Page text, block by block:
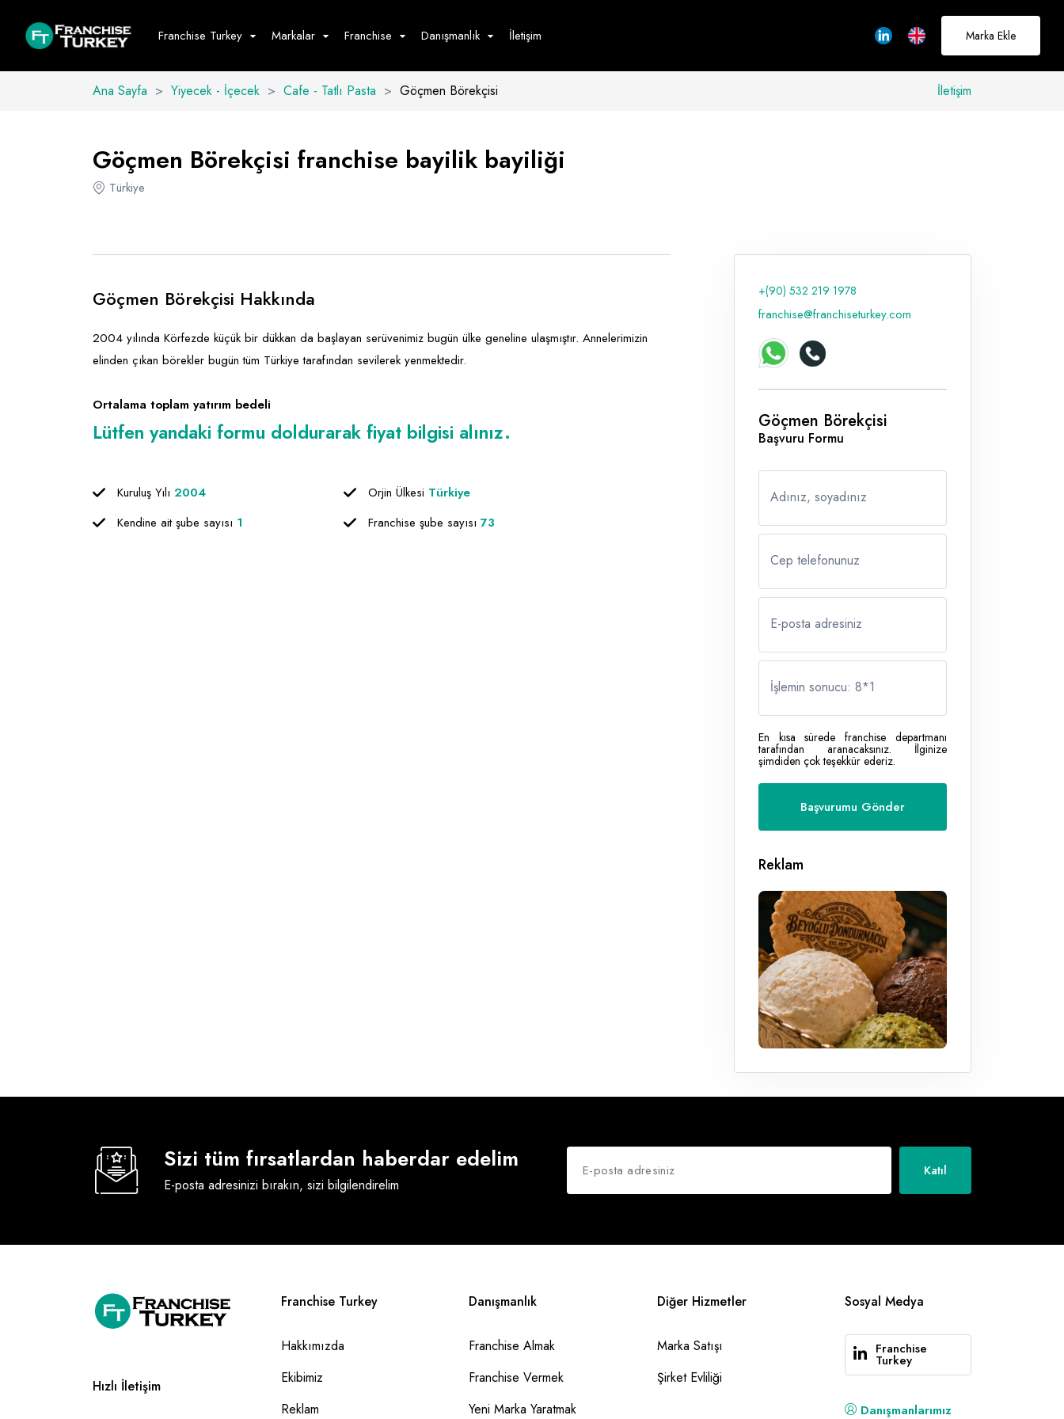
Franchise Turkey Markalar
Hizmet Ürün
Hepsini Göster
buradayız
Hakkımızda
Franchise Danışmanlık İletişim Marka Ekle
Ana Sayfa > Yiyecek - İçecek > Cafe - Tatlı Pasta > Göçmen Börekçisi İletişim
Göçmen Börekçisi franchise bayilik bayiliği
Türkiye
Göçmen Börekçisi Hakkında
2004 yılında Körfezde küçük bir dükkan da başlayan serüvenimiz bugün ülke geneline ulaşmıştır. Annelerimizin
elinden çıkan börekler bugün tüm Türkiye tarafından sevilerek yenmektedir.
Ortalama toplam yatırım bedeli
Lütfen yandaki formu doldurarak fiyat bilgisi alınız.
Kuruluş Yılı 2004 Orjin Ülkesi Türkiye
Kendine ait şube sayısı 1 Franchise şube sayısı 73
+(90) 532 219 1978
franchise@franchiseturkey.com
Göçmen Börekçisi
Başvuru Formu
Adınız, soyadınız
Cep telefonunuz
E-posta adresiniz
İşlemin sonucu: 8*1
En kısa sürede franchise departmanı
tarafından aranacaksınız. İlginize
şimdiden çok teşekkür ederiz.
Reklam
Sizi tüm fırsatlardan haberdar edelim
E-posta adresinizi bırakın, sizi bilgilendirelim
Katıl
Hızlı İletişim
Franchise Turkey
Hakkımızda
Ekibimiz
Reklam
Danışmanlık
Franchise Almak
Franchise Vermek
Yeni Marka Yaratmak
Diğer Hizmetler
Marka Satışı
Şirket Evliliği
Sosyal Medya
Franchise
Turkey
Danışmanlarımız